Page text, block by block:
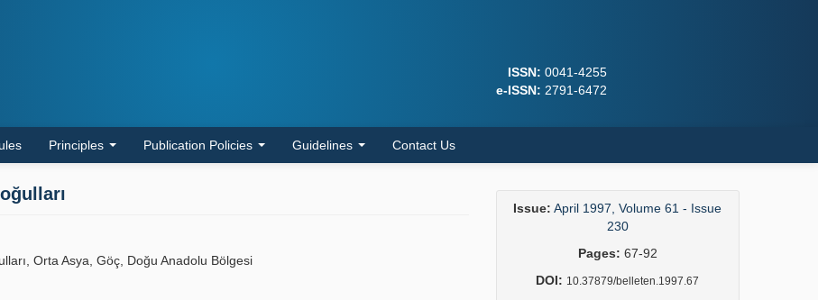
ISSN: 0041-4255
e-ISSN: 2791-6472
Principles Publication Policies Guidelines Contact Us
Orta Asya, Göç, Doğu Anadolu Bölgesi
Issue: April 1997, Volume 61 - Issue
230
Pages: 67-92
DOI: 10.37879/belleten.1997.67